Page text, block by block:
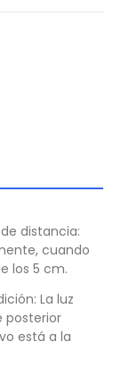
distancia:
cuando
los 5 cm.
La luz
posterior
está a la